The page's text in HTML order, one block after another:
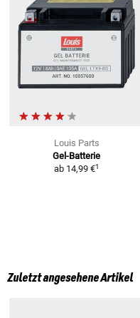
Louis Parts
Gel-Batterie
ab 14,99 €1
Zuletzt angesehene Artikel